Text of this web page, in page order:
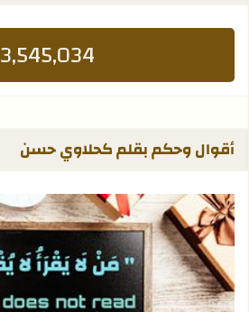
3,545,034
أقوال وحكم بقلم كحلاوي حسن